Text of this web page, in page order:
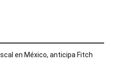
en México, anticipa Fitch